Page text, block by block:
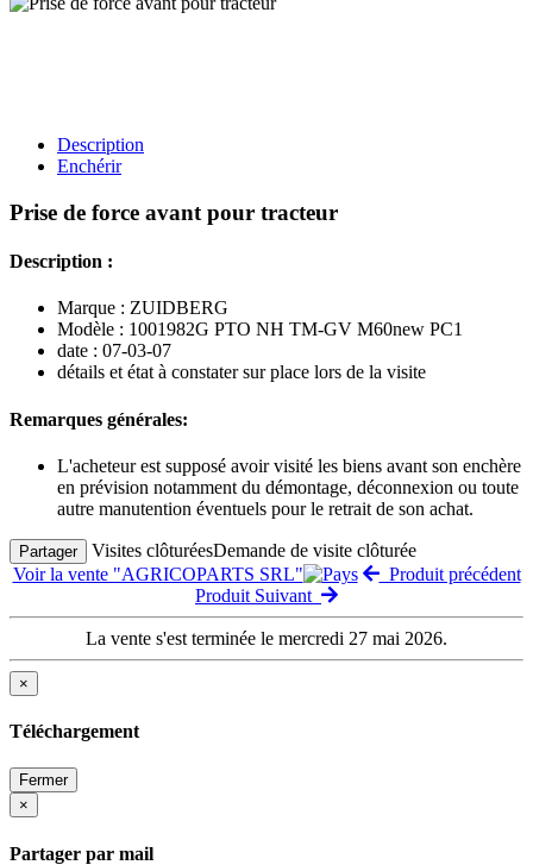
Description
Enchérir
Prise de force avant pour tracteur
Description :
Marque : ZUIDBERG
Modèle : 1001982G PTO NH TM-GV M60new PC1
date : 07-03-07
détails et état à constater sur place lors de la visite
Remarques générales:
L'acheteur est supposé avoir visité les biens avant son enchère
en prévision notamment du démontage, déconnexion ou toute
autre manutention éventuels pour le retrait de son achat.
Partager Visites clôturéesDemande de visite clôturée
Voir la vente "AGRICOPARTS SRL"
Produit précédent
Produit Suivant
La vente s'est terminée le mercredi 27 mai 2026.
×
Téléchargement
Fermer
×
Partager par mail